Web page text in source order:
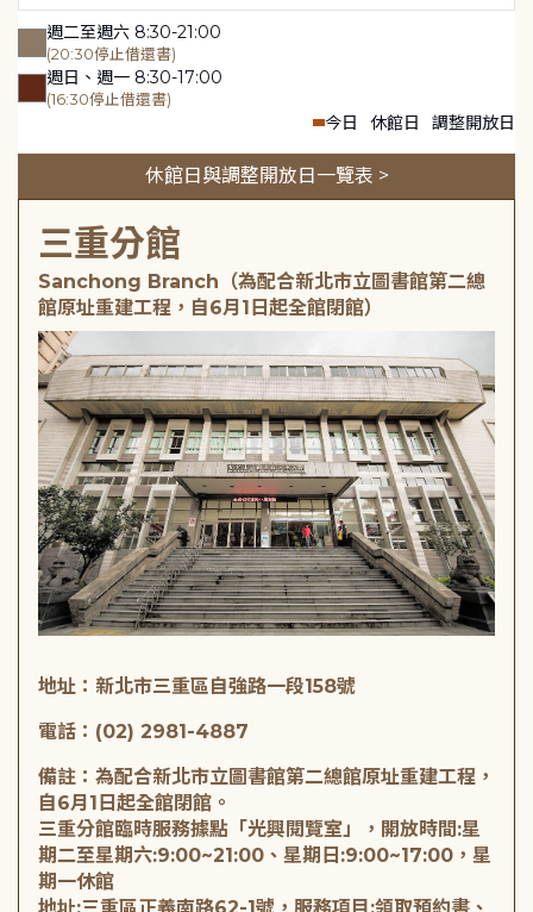
週二至週六 8:30-21:00
(20:30停止借還書)
週日、週一 8:30-17:00
(16:30停止借還書)
今日 休館日 調整開放日
休館日與調整開放日一覽表 >
三重分館
Sanchong Branch（為配合新北市立圖書館第二總
館原址重建工程，自6月1日起全館閉館）
地址：新北市三重區自強路一段158號
電話：(02) 2981-4887
備註：為配合新北市立圖書館第二總館原址重建工程，
自6月1日起全館閉館。
三重分館臨時服務據點「光興閱覽室」，開放時間:星
期二至星期六:9:00~21:00、星期日:9:00~17:00，星
期一休館